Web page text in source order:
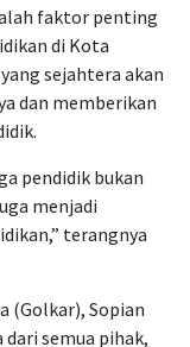
faktor penting
di Kota
sejahtera akan
dan memberikan
pendidik bukan
menjadi
terangnya
(Golkar), Sopian
dari semua pihak,